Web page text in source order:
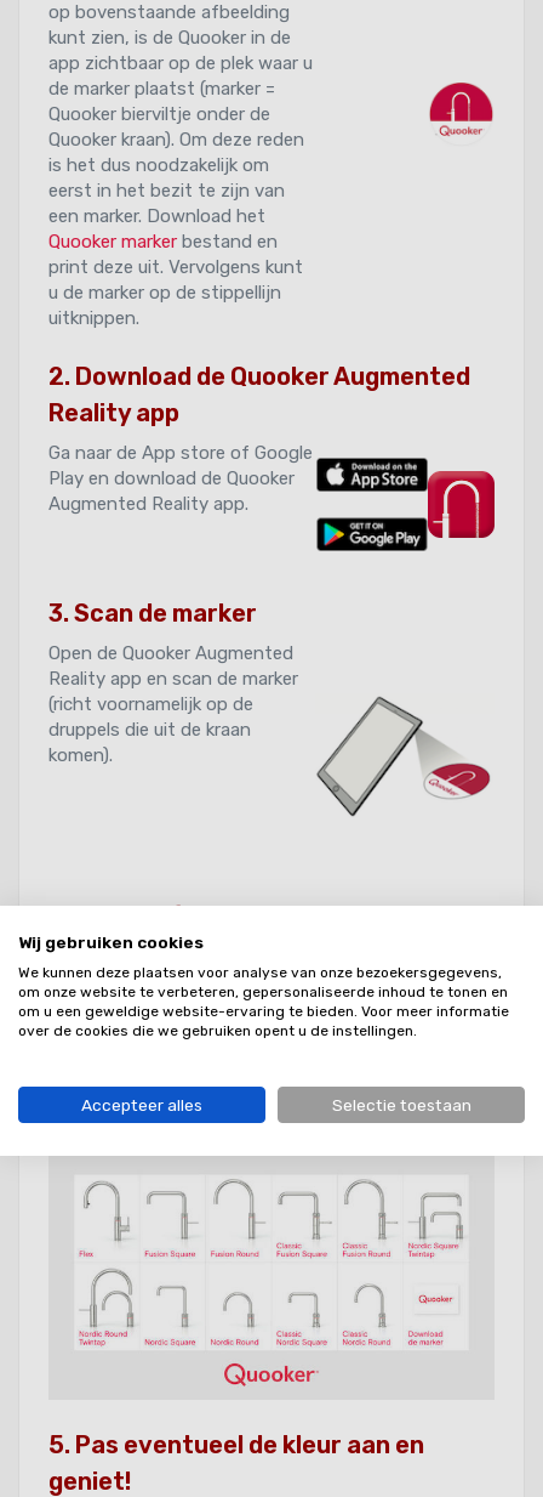
op bovenstaande afbeelding
kunt zien, is de Quooker in de
app zichtbaar op de plek waar u
de marker plaatst (marker =
Quooker bierviltje onder de
Quooker kraan). Om deze reden
is het dus noodzakelijk om
eerst in het bezit te zijn van
een marker. Download het
Quooker marker bestand en
print deze uit. Vervolgens kunt
u de marker op de stippellijn
uitknippen.
2. Download de Quooker Augmented
Reality app
Ga naar de App store of Google
Play en download de Quooker
Augmented Reality app.
3. Scan de marker
Open de Quooker Augmented
Reality app en scan de marker
(richt voornamelijk op de
druppels die uit de kraan
komen).
4. Kies uw favoriete Quooker kraan
Nu kunt u kiezen welke kraan u graag in uw
thuissitituatie ziet. Nadat u een keuze heeft
gemaakt, kunt u gewoon nog omschakelen naar een
andere Quooker kraan om te kijken of die beter bij uw
plaats neerlegt waar u de kraan in werkelijkheid ook
zou plaatsen. Dit geeft het meest realistische beeld.
5. Pas eventueel de kleur aan en
geniet!
Wij gebruiken cookies
We kunnen deze plaatsen voor analyse van onze bezoekersgegevens,
om onze website te verbeteren, gepersonaliseerde inhoud te tonen en
om u een geweldige website-ervaring te bieden. Voor meer informatie
over de cookies die we gebruiken opent u de instellingen.
Accepteer alles Selectie toestaan